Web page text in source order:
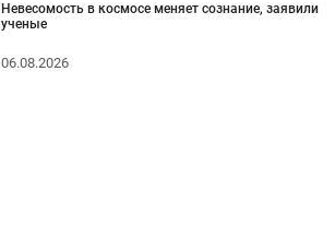
Невесомость в космосе меняет сознание, заявили
ученые
06.08.2026